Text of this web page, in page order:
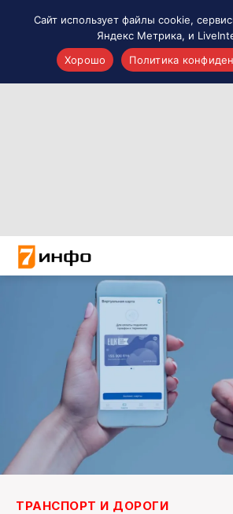
Новости России
Политика
Новости мира
Все материалы 7инфо
О НАС
ПОИСК ПО
ТРАНСПОРТ И ДОРОГИ
Сайт использует файлы cookie,
Яндекс Метрика, и
Хорошо
Политика